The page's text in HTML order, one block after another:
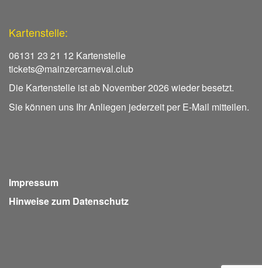
Kartenstelle:
06131 23 21 12 Kartenstelle
tickets@mainzercarneval.club
Die Kartenstelle ist ab November 2026 wieder besetzt.
Sie können uns Ihr Anliegen jederzeit per E-Mail mitteilen.
Impressum
Hinweise zum Datenschutz